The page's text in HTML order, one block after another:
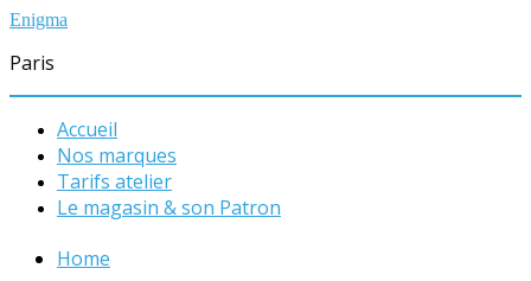
Enigma
Paris
Accueil
Nos marques
Tarifs atelier
Le magasin & son Patron
Home